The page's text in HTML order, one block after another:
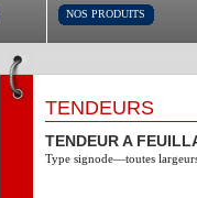
NOS PRODUITS
TENDEURS
TENDEUR A
Type signode—toutes